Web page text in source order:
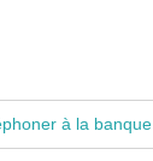
à la banque